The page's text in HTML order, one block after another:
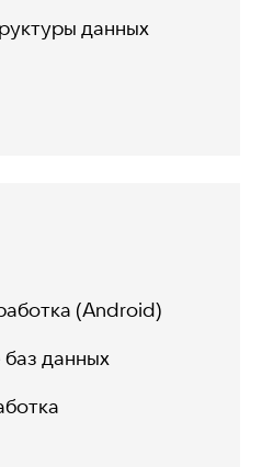
данных
(Android)
данных